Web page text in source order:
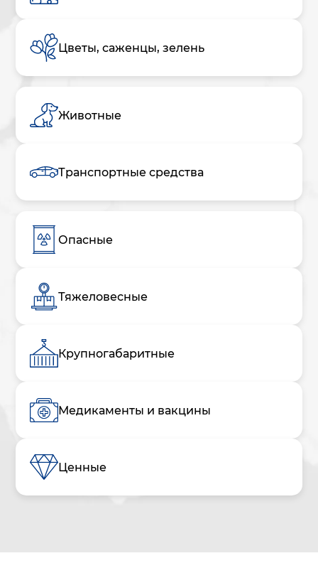
Цветы, саженцы, зелень
Животные
Транспортные средства
Опасные
Тяжеловесные
Крупногабаритные
Медикаменты и вакцины
Ценные